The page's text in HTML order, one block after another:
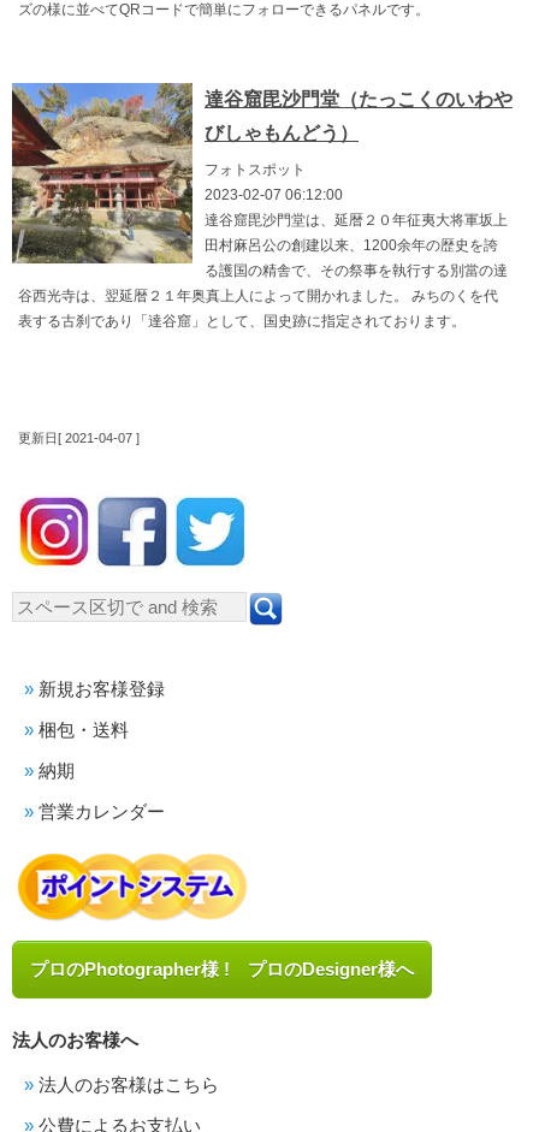
ズの様に並べてQRコードで簡単にフォローできるパネルです。
達谷窟毘沙門堂（たっこくのいわや
びしゃもんどう）
フォトスポット
2023-02-07 06:12:00
達谷窟毘沙門堂は、延暦２０年征夷大将軍坂上
田村麻呂公の創建以来、1200余年の歴史を誇
る護国の精舎で、その祭事を執行する別當の達
谷西光寺は、翌延暦２１年奥真上人によって開かれました。 みちのくを代
表する古刹であり「達谷窟」として、国史跡に指定されております。
更新日[ 2021-04-07 ]
新規お客様登録
梱包・送料
納期
営業カレンダー
プロのPhotographer様 ! プロのDesigner様へ
法人のお客様へ
法人のお客様はこちら
公費によるお支払い